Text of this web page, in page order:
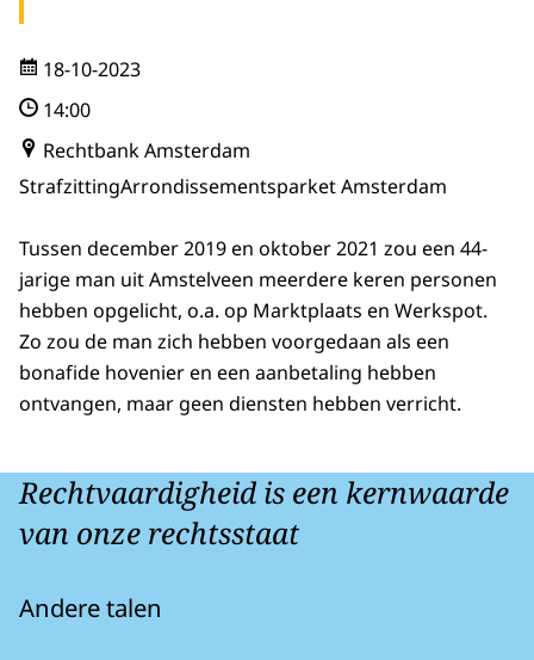
18-10-2023
14:00
Rechtbank Amsterdam
StrafzittingArrondissementsparket Amsterdam
Tussen december 2019 en oktober 2021 zou een 44-
jarige man uit Amstelveen meerdere keren personen
hebben opgelicht, o.a. op Marktplaats en Werkspot.
Zo zou de man zich hebben voorgedaan als een
bonafide hovenier en een aanbetaling hebben
ontvangen, maar geen diensten hebben verricht.
Rechtvaardigheid is een kernwaarde
van onze rechtsstaat
Andere talen